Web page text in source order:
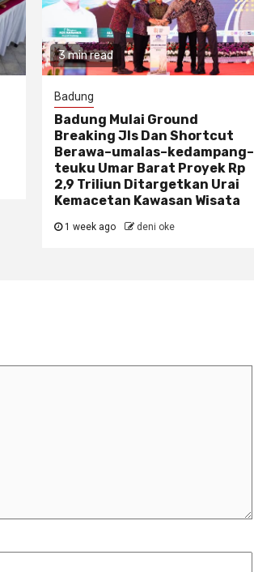
3 min read
Badung
Badung Mulai Ground
Breaking Jls Dan Shortcut
Berawa–umalas–kedampang–
teuku Umar Barat Proyek Rp
2,9 Triliun Ditargetkan Urai
Kemacetan Kawasan Wisata
1 week ago deni oke